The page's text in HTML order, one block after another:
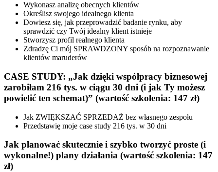
Wykonasz analizę obecnych klientów
Określisz swojego idealnego klienta
Dowiesz się, jak przeprowadzić badanie rynku, aby
sprawdzić czy Twój idealny klient istnieje
Stworzysz profil realnego klienta
Zdradzę Ci mój SPRAWDZONY sposób na rozpoznawanie
klientów maruderów
CASE STUDY: „Jak dzięki współpracy biznesowej
zarobiłam 216 tys. w ciągu 30 dni (i jak Ty możesz
powielić ten schemat)” (wartość szkolenia: 147 zł)
Jak ZWIĘKSZAĆ SPRZEDAŻ bez własnego zespołu
Przedstawię moje case study 216 tys. w 30 dni
Jak planować skutecznie i szybko tworzyć proste (i
wykonalne!) plany działania (wartość szkolenia: 147
zł)